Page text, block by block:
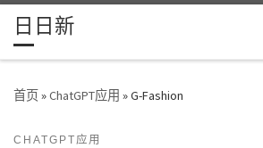
Skip to content
日日新
首页»ChatGPT应用 »G-Fashion
CHATGPT应用